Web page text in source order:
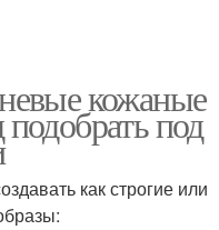
кожаные
под
как строгие или